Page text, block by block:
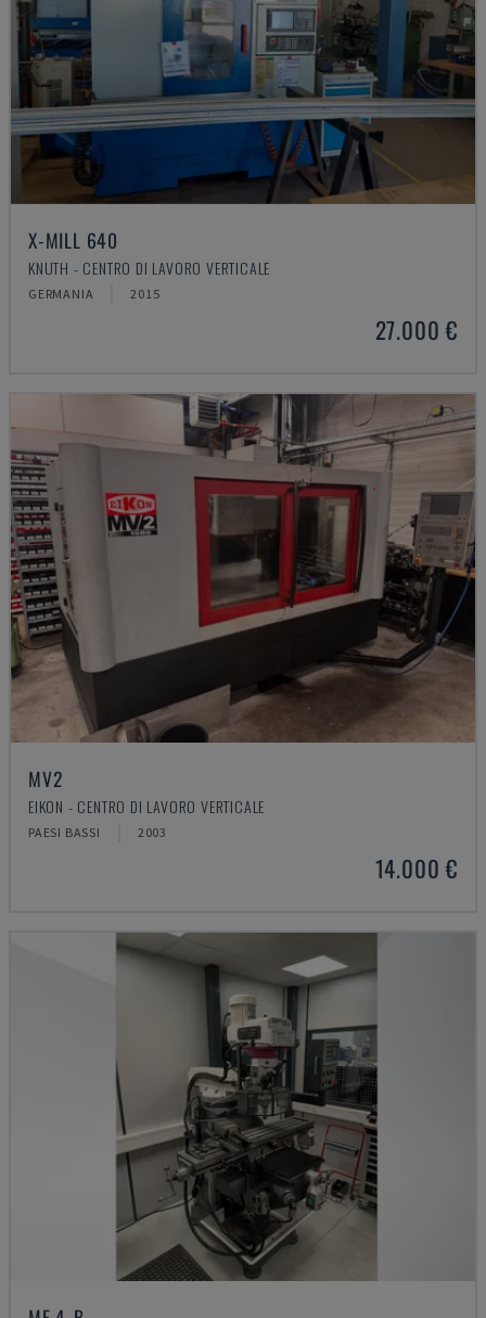
X-MILL 640
KNUTH - CENTRO DI LAVORO VERTICALE
GERMANIA 2015
27.000 €
MV2
EIKON - CENTRO DI LAVORO VERTICALE
PAESI BASSI 2003
14.000 €